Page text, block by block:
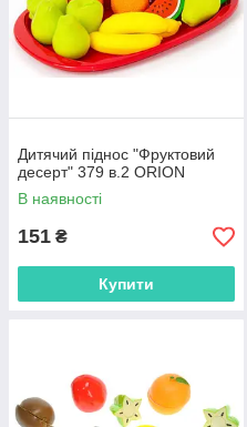
Дитячий піднос "Фруктовий
десерт" 379 в.2 ORION
В наявності
151 ₴
Купити